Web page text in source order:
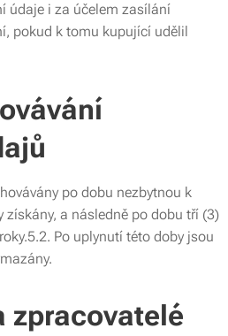
údaje i za účelem zasílání
pokud k tomu kupující udělil
po dobu nezbytnou k
získány, a následně po dobu tří (3)
Po uplynutí této doby jsou
zpracovatelé